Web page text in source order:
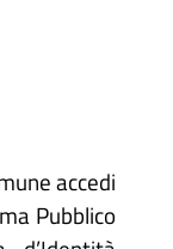
accedi
Pubblico